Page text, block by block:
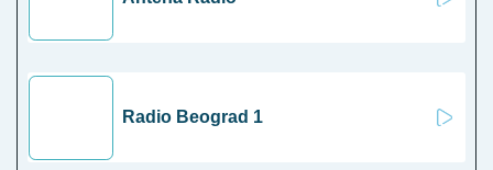
Radio Beograd 1